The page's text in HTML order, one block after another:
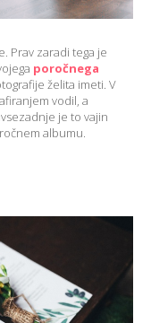
Prav zaradi tega je
poročnega
želita imeti. V
vodil, a
je to vajin
albumu.